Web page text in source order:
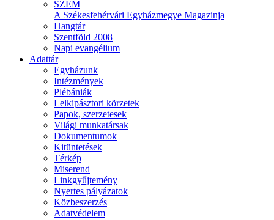
SZEM
A Székesfehérvári Egyházmegye Magazinja
Hangtár
Szentföld 2008
Napi evangélium
Adattár
Egyházunk
Intézmények
Plébániák
Lelkipásztori körzetek
Papok, szerzetesek
Világi munkatársak
Dokumentumok
Kitüntetések
Térkép
Miserend
Linkgyűjtemény
Nyertes pályázatok
Közbeszerzés
Adatvédelem